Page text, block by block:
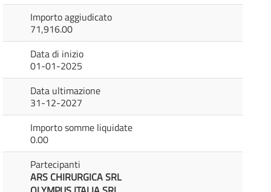
Importo aggiudicato
71,916.00
Data di inizio
01-01-2025
Data ultimazione
31-12-2027
Importo somme liquidate
0.00
Partecipanti
ARS CHIRURGICA SRL